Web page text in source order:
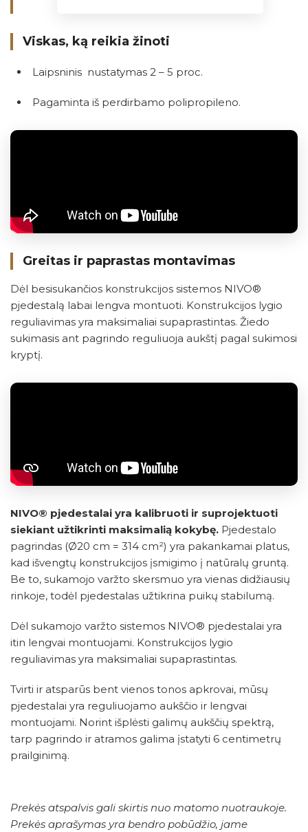
Viskas, ką reikia žinoti
Laipsninis nustatymas 2 – 5 proc.
Pagaminta iš perdirbamo polipropileno.
Greitas ir paprastas montavimas
Dėl besisukančios konstrukcijos sistemos NIVO®
pjedestalą labai lengva montuoti. Konstrukcijos lygio
reguliavimas yra maksimaliai supaprastintas. Žiedo
sukimasis ant pagrindo reguliuoja aukštį pagal sukimosi
kryptį.
NIVO® pjedestalai yra kalibruoti ir suprojektuoti
siekiant užtikrinti maksimalią kokybę. Pjedestalo
pagrindas (Ø20 cm = 314 cm²) yra pakankamai platus,
kad išvengtų konstrukcijos įsmigimo į natūralų gruntą.
Be to, sukamojo varžto skersmuo yra vienas didžiausių
rinkoje, todėl pjedestalas užtikrina puikų stabilumą.
Dėl sukamojo varžto sistemos NIVO® pjedestalai yra
itin lengvai montuojami. Konstrukcijos lygio
reguliavimas yra maksimaliai supaprastintas.
Tvirti ir atsparūs bent vienos tonos apkrovai, mūsų
pjedestalai yra reguliuojamo aukščio ir lengvai
montuojami. Norint išplėsti galimų aukščių spektrą,
tarp pagrindo ir atramos galima įstatyti 6 centimetrų
prailginimą.
Prekės atspalvis gali skirtis nuo matomo nuotraukoje.
Prekės aprašymas yra bendro pobūdžio, jame